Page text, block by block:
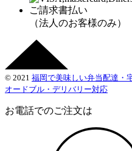
ご請求書払い
（法人のお客様のみ）
© 2021 福岡で美味しい弁当配達・
オードブル・デリバリー対応
お電話でのご注文は